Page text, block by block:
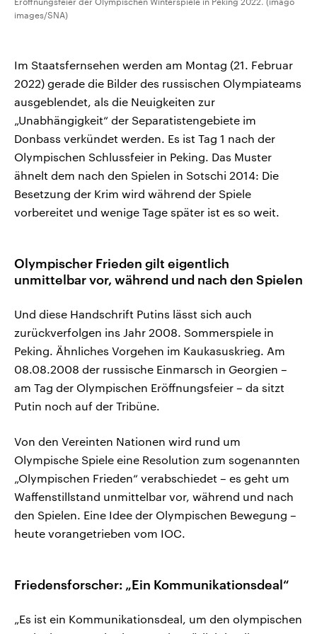
images/SNA)
Im Staatsfernsehen werden am Montag (21. Februar
2022) gerade die Bilder des russischen Olympiateams
ausgeblendet, als die Neuigkeiten zur
„Unabhängigkeit“ der Separatistengebiete im
Donbass verkündet werden. Es ist Tag 1 nach der
Olympischen Schlussfeier in Peking. Das Muster
ähnelt dem nach den Spielen in Sotschi 2014: Die
Besetzung der Krim wird während der Spiele
vorbereitet und wenige Tage später ist es so weit.
Olympischer Frieden gilt eigentlich
unmittelbar vor, während und nach den Spielen
Und diese Handschrift Putins lässt sich auch
zurückverfolgen ins Jahr 2008. Sommerspiele in
Peking. Ähnliches Vorgehen im Kaukasuskrieg. Am
08.08.2008 der russische Einmarsch in Georgien –
am Tag der Olympischen Eröffnungsfeier – da sitzt
Putin noch auf der Tribüne.
Von den Vereinten Nationen wird rund um
Olympische Spiele eine Resolution zum sogenannten
„Olympischen Frieden“ verabschiedet – es geht um
Waffenstillstand unmittelbar vor, während und nach
den Spielen. Eine Idee der Olympischen Bewegung –
heute vorangetrieben vom IOC.
Friedensforscher: „Ein Kommunikationsdeal“
„Es ist ein Kommunikationsdeal, um den olympischen